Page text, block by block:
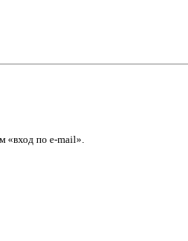
«вход по e-mail».